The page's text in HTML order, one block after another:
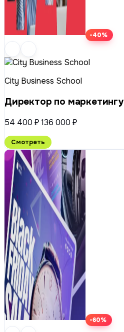
-40%
City Business School
Директор по маркетингу
54 400 ₽136 000 ₽
Смотреть
-60%